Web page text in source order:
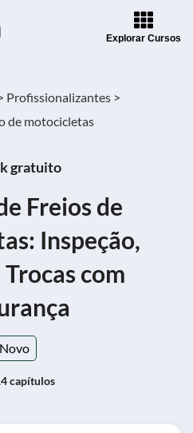
Explorar Cursos
Profissionalizantes >
de motocicletas
gratuito
Freios de
Inspeção,
com
Novo
capítulos